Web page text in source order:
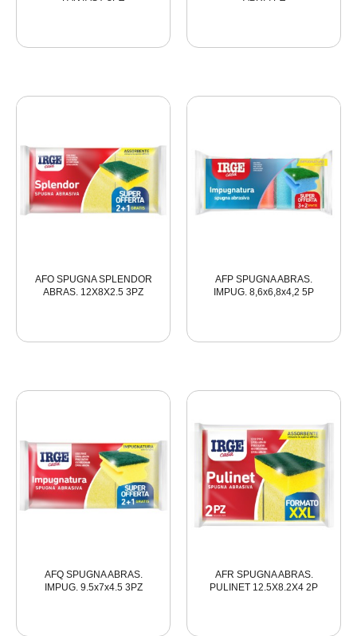
AFO SPUGNA SPLENDOR
ABRAS. 12X8X2.5 3PZ
AFP SPUGNA ABRAS.
IMPUG. 8,6x6,8x4,2 5P
AFQ SPUGNA ABRAS.
IMPUG. 9.5x7x4.5 3PZ
AFR SPUGNA ABRAS.
PULINET 12.5X8.2X4 2P